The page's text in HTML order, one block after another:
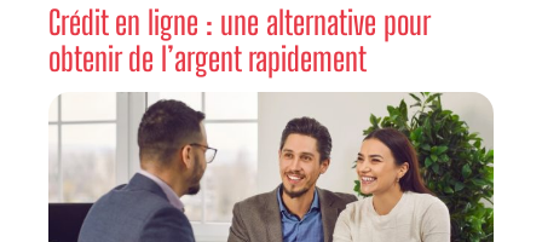
Crédit en ligne : une alternative pour
obtenir de l’argent rapidement